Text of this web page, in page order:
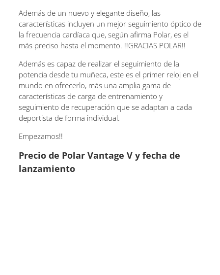
Además de un nuevo y elegante diseño, las
características incluyen un mejor seguimiento óptico de
la frecuencia cardíaca que, según afirma Polar, es el
más preciso hasta el momento. !!GRACIAS POLAR!!
Además es capaz de realizar el seguimiento de la
potencia desde tu muñeca, este es el primer reloj en el
mundo en ofrecerlo, más una amplia gama de
características de carga de entrenamiento y
seguimiento de recuperación que se adaptan a cada
deportista de forma individual.
Empezamos!!
Precio de Polar Vantage V y fecha de
lanzamiento